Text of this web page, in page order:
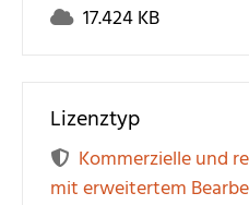
17.424 KB
Lizenztyp
Kommerzielle und
mit erweitertem